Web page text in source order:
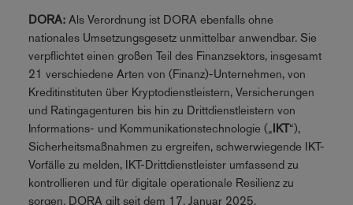
DORA: Als Verordnung ist DORA ebenfalls ohne
nationales Umsetzungsgesetz unmittelbar anwendbar. Sie
verpflichtet einen großen Teil des Finanzsektors, insgesamt
21 verschiedene Arten von (Finanz)-Unternehmen, von
Kreditinstituten über Kryptodienstleistern, Versicherungen
und Ratingagenturen bis hin zu Drittdienstleistern von
Informations- und Kommunikationstechnologie („IKT“),
Sicherheitsmaßnahmen zu ergreifen, schwerwiegende IKT-
Vorfälle zu melden, IKT-Drittdienstleister umfassend zu
kontrollieren und für digitale operationale Resilienz zu
sorgen. DORA gilt seit dem 17. Januar 2025.